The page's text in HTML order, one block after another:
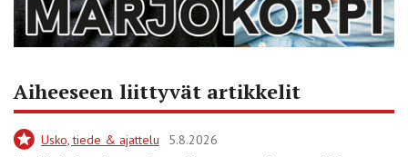
Aiheeseen liittyvät artikkelit
Usko, tiede & ajattelu 5.8.2026